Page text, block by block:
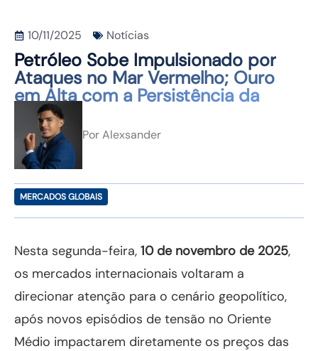
10/11/2025 Notícias
Petróleo Sobe Impulsionado por
Ataques no Mar Vermelho; Ouro
em Alta com a Persistência da
Inflação
PorAlexsander
MERCADOS GLOBAIS
Nesta segunda-feira, 10 de novembro de 2025,
os mercados internacionais voltaram a
direcionar atenção para o cenário geopolítico,
após novos episódios de tensão no Oriente
Médio impactarem diretamente os preços das